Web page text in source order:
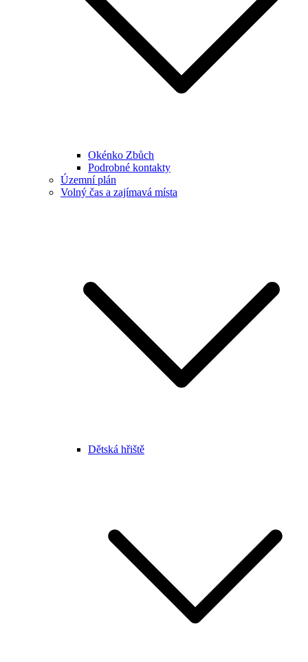
Okénko Zbůch
Podrobné kontakty
Územní plán
Volný čas a zajímavá místa
Dětská hřiště